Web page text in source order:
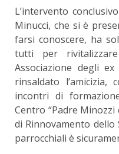
L’intervento
Minucci, che si è
farsi conoscere, ha
tutti per
Associazione degli
rinsaldato
incontri di
Centro “Padre Minozzi
di Rinnovamento dello
parrocchiali è